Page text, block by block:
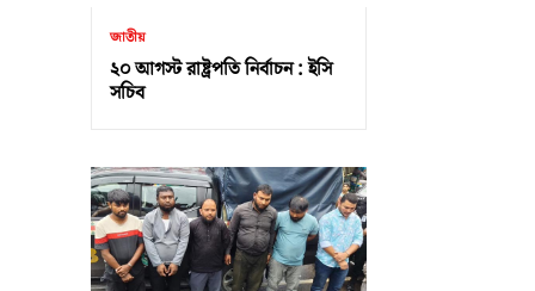
জাতীয়
২০ আগস্ট রাষ্ট্রপতি নির্বাচন : ইসি
সচিব